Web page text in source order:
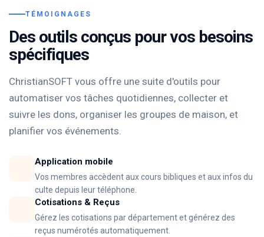
TÉMOIGNAGES
Des outils conçus pour vos besoins
spécifiques
ChristianSOFT vous offre une suite d'outils pour
automatiser vos tâches quotidiennes, collecter et
suivre les dons, organiser les groupes de maison, et
planifier vos événements.
Application mobile
Vos membres accèdent aux cours bibliques et aux infos du
culte depuis leur téléphone.
Cotisations & Reçus
Gérez les cotisations par département et générez des
reçus numérotés automatiquement.